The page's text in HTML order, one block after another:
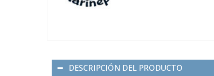
DESCRIPCIÓN DEL PRODUCTO